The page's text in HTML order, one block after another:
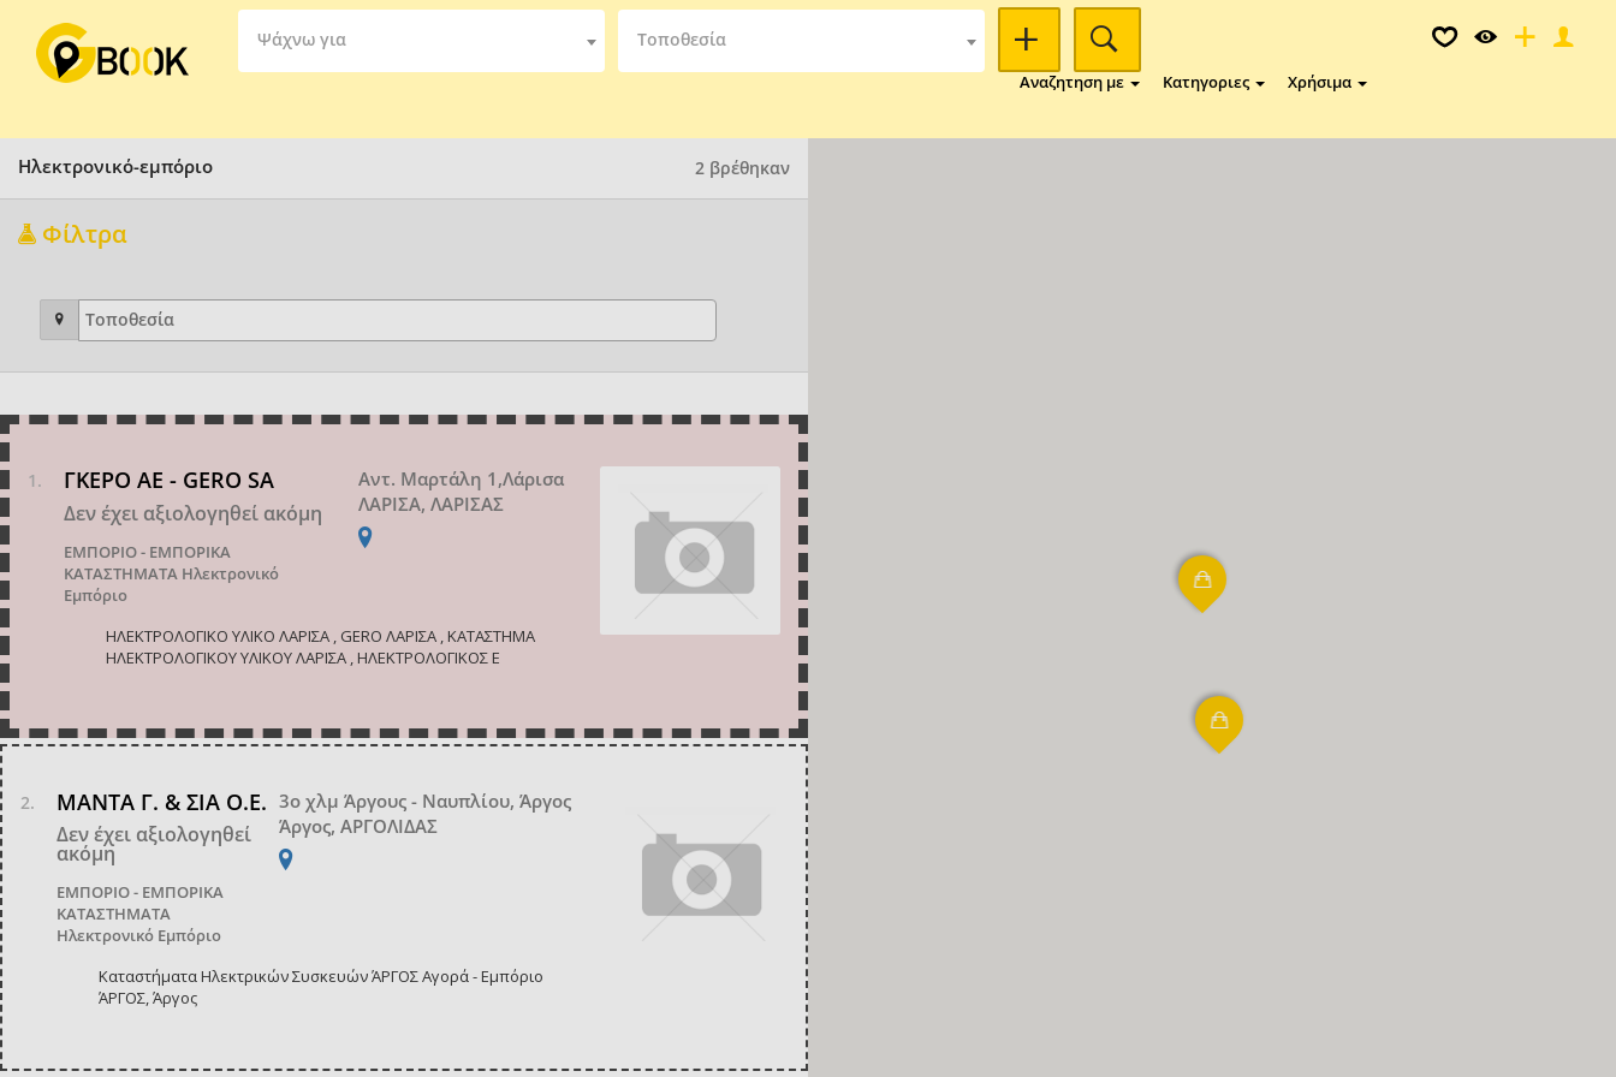
Ψάχνω για Τοποθεσία
Αναζητηση με Κατηγοριες Χρήσιμα
Ηλεκτρονικό-εμπόριο 2 βρέθηκαν
Φίλτρα
ΓΚΕΡΟ ΑΕ - GERO SA
Δεν έχει αξιολογηθεί ακόμη
ΕΜΠΟΡΙΟ - ΕΜΠΟΡΙΚΑ
ΚΑΤΑΣΤΗΜΑΤΑ Ηλεκτρονικό
Εμπόριο
Αντ. Μαρτάλη 1,Λάρισα
ΛΑΡΙΣΑ, ΛΑΡΙΣΑΣ
ΗΛΕΚΤΡΟΛΟΓΙΚΟ ΥΛΙΚΟ ΛΑΡΙΣΑ , GERO ΛΑΡΙΣΑ , ΚΑΤΑΣΤΗΜΑ
ΗΛΕΚΤΡΟΛΟΓΙΚΟΥ ΥΛΙΚΟΥ ΛΑΡΙΣΑ , ΗΛΕΚΤΡΟΛΟΓΙΚΟΣ Ε
ΜΑΝΤΑ Γ. & ΣΙΑ Ο.Ε.
Δεν έχει αξιολογηθεί
ακόμη
ΕΜΠΟΡΙΟ - ΕΜΠΟΡΙΚΑ
ΚΑΤΑΣΤΗΜΑΤΑ
Ηλεκτρονικό Εμπόριο
3ο χλμ Άργους - Ναυπλίου, Άργος
Άργος, ΑΡΓΟΛΙΔΑΣ
Καταστήματα Ηλεκτρικών Συσκευών ΆΡΓΟΣ Αγορά - Εμπόριο
ΆΡΓΟΣ, Άργος